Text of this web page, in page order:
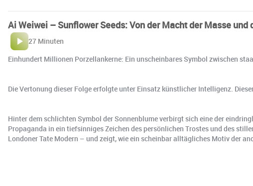
Ai Weiwei – Sunflower Seeds: Von der Macht der Masse und
27 Minuten
Einhundert Millionen Porzellankerne: Ein unscheinbares Symbol zwischen
Die Vertonung dieser Folge erfolgte unter Einsatz künstlicher Intelligenz.
Hinter dem schlichten Symbol der Sonnenblume verbirgt sich eine der
Propaganda in ein tiefsinniges Zeichen des persönlichen Trostes und des
Londoner Tate Modern – und zeigt, wie ein scheinbar alltägliches Motiv der